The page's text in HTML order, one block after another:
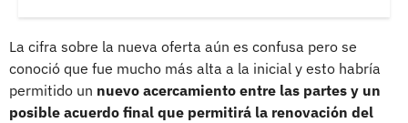
La cifra sobre la nueva oferta aún es confusa pero se
conoció que fue mucho más alta a la inicial y esto habría
permitido un nuevo acercamiento entre las partes y un
posible acuerdo final que permitirá la renovación del